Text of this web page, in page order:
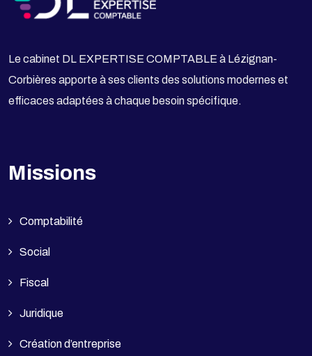
Le cabinet DL EXPERTISE COMPTABLE à Lézignan-
Corbières apporte à ses clients des solutions modernes et
efficaces adaptées à chaque besoin spécifique.
Missions
Comptabilité
Social
Fiscal
Juridique
Création d’entreprise